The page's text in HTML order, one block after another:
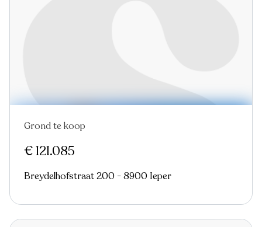
Grond te koop
€ 121.085
Breydelhofstraat 200 - 8900 Ieper